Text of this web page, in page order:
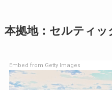
本拠地：セルティッ
Embed from Getty Images